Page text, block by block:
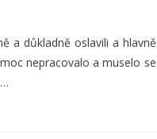
a důkladně oslavili a hlavně
nepracovalo a muselo se